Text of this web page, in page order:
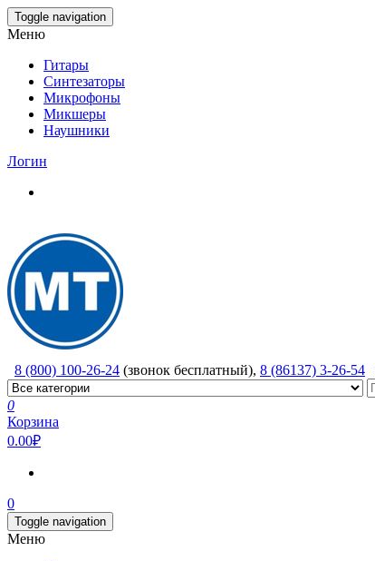
Skip
to
content
Toggle navigation
Меню
Гитары
Синтезаторы
Микрофоны
Микшеры
Наушники
Логин
8 (800) 100-26-24 (звонок бесплатный), 8 (86137) 3-26-54
0
Корзина
0.00₽
0
Toggle navigation
Меню